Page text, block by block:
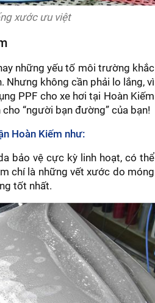
xước ưu việt
những yếu tố môi trường khắc
không cần phải lo lắng, vì
PPF cho xe hơi tại Hoàn Kiếm
“người bạn đường” của bạn!
Hoàn Kiếm như:
bảo vệ cực kỳ linh hoạt, có thể
chí là những vết xước do móng
tốt nhất.